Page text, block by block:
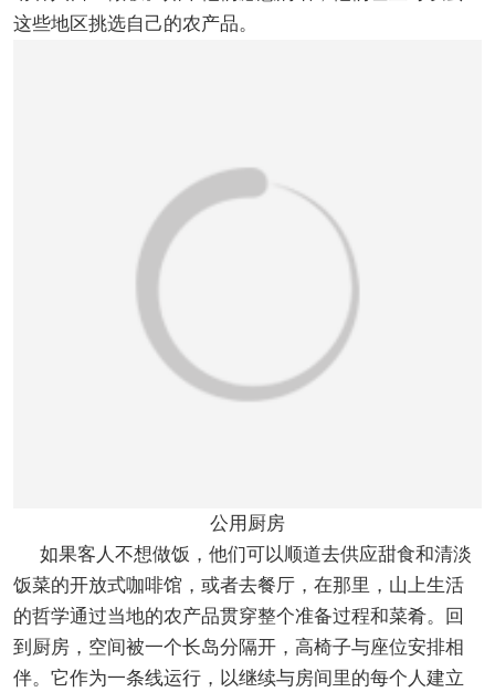
这些地区挑选自己的农产品。
公用厨房
如果客人不想做饭，他们可以顺道去供应甜食和清淡
饭菜的开放式咖啡馆，或者去餐厅，在那里，山上生活
的哲学通过当地的农产品贯穿整个准备过程和菜肴。回
到厨房，空间被一个长岛分隔开，高椅子与座位安排相
伴。它作为一条线运行，以继续与房间里的每个人建立